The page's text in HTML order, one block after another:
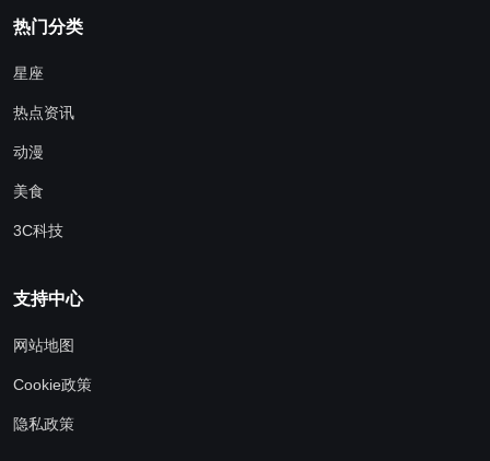
热门分类
星座
热点资讯
动漫
美食
3C科技
支持中心
网站地图
Cookie政策
隐私政策